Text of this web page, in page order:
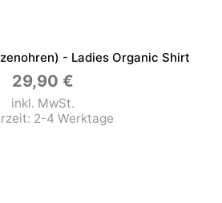
- Ladies Organic Shirt
29,90 €
inkl. MwSt.
2-4 Werktage